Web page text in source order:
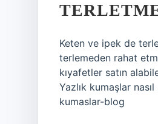
Keten ve ipek de
terlemeden rahat
kıyafetler satın
Yazlık kumaşlar
kumaslar-blog